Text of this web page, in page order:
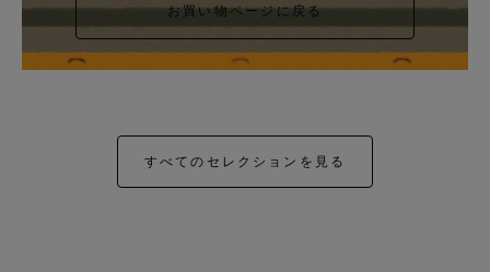
お買い物ページに戻る
すべてのセレクションを見る